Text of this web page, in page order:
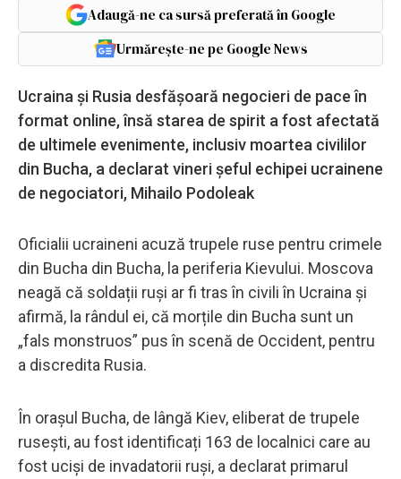
Adaugă-ne ca sursă preferată în Google
Urmărește-ne pe Google News
Ucraina și Rusia desfășoară negocieri de pace în
format online, însă starea de spirit a fost afectată
de ultimele evenimente, inclusiv moartea civililor
din Bucha, a declarat vineri șeful echipei ucrainene
de negociatori, Mihailo Podoleak
Oficialii ucraineni acuză trupele ruse pentru crimele
din Bucha din Bucha, la periferia Kievului. Moscova
neagă că soldații ruși ar fi tras în civili în Ucraina și
afirmă, la rândul ei, că morțile din Bucha sunt un
„fals monstruos” pus în scenă de Occident, pentru
a discredita Rusia.
În orașul Bucha, de lângă Kiev, eliberat de trupele
rusești, au fost identificați 163 de localnici care au
fost uciși de invadatorii ruși, a declarat primarul